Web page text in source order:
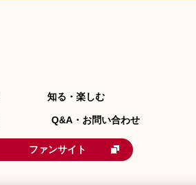
知る・楽しむ
Q&A・お問い合わせ
ファンサイト